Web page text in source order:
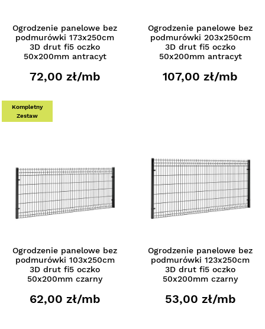
Ogrodzenie panelowe bez
podmurówki 173x250cm
3D drut fi5 oczko
50x200mm antracyt
72,00 zł/mb
Ogrodzenie panelowe bez
podmurówki 203x250cm
3D drut fi5 oczko
50x200mm antracyt
107,00 zł/mb
Kompletny
Zestaw
Ogrodzenie panelowe bez
podmurówki 103x250cm
3D drut fi5 oczko
50x200mm czarny
62,00 zł/mb
Ogrodzenie panelowe bez
podmurówki 123x250cm
3D drut fi5 oczko
50x200mm czarny
53,00 zł/mb